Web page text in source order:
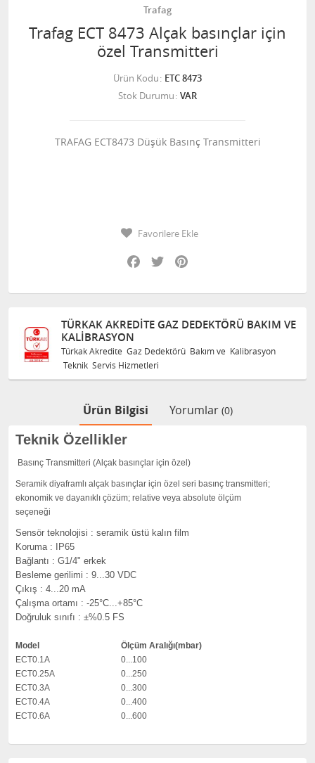
Trafag
Trafag ECT 8473 Alçak basınçlar için
özel Transmitteri
Ürün Kodu ETC 8473
Stok Durumu VAR
TRAFAG ECT8473 Düşük Basınç Transmitteri
Favorilere Ekle
Facebook
Twitter
TÜRKAK AKREDITE GAZ DEDEKTÖRÜ BAKIM VE
KALIBRASYON
Türkak Akredite Gaz Dedektörü Bakım ve Kalibrasyon
Teknik Servis Hizmetleri
Ürün Bilgisi Yorumlar (0)
Teknik Özellikler
Basınç Transmitteri (Alçak basınçlar için özel)
Seramik diyaframlı alçak basınçlar için özel seri basınç transmitteri;
ekonomik ve dayanıklı çözüm; relative veya absolute ölçüm
seçeneği
Sensör teknolojisi : seramik üstü kalın film
Koruma : IP65
Bağlantı : G1/4" erkek
Besleme gerilimi : 9...30 VDC
Çıkış : 4...20 mA
Çalışma ortamı : -25°C...+85°C
Doğruluk sınıfı : ±%0.5 FS
Model
Ölçüm Aralığı(mbar)
ECT0.1A
0...100
ECT0.25A
0...250
ECT0.3A
0...300
ECT0.4A
0...400
ECT0.6A
0...600